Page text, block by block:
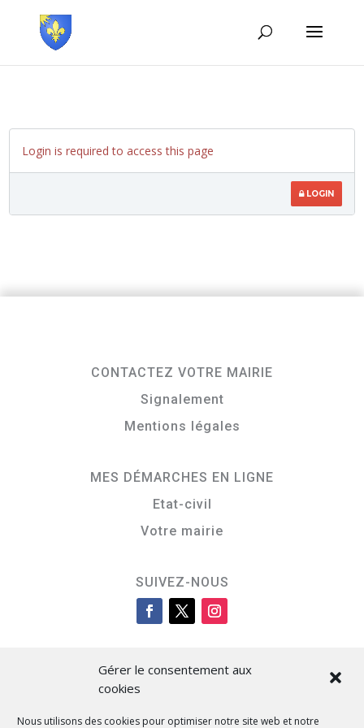
Gérer le consentement aux
cookies
Nous utilisons des cookies pour optimiser notre site web et notre
Login is required to access this page
LOGIN
CONTACTEZ VOTRE MAIRIE
Signalement
Mentions légales
MES DÉMARCHES EN LIGNE
Etat-civil
Votre mairie
SUIVEZ-NOUS